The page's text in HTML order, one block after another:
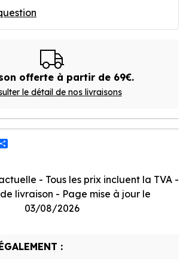
offerte à partir de 69€.
le détail de nos livraisons
- Tous les prix incluent la TVA -
livraison - Page mise à jour le
03/08/2026
: